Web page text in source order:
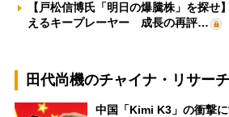
【戸松信博氏「明日の爆騰株」を探せ
えるキープレーヤー 成長の再評…
田代尚機のチャイナ・リサーチ
中国「Kimi K3」の衝撃